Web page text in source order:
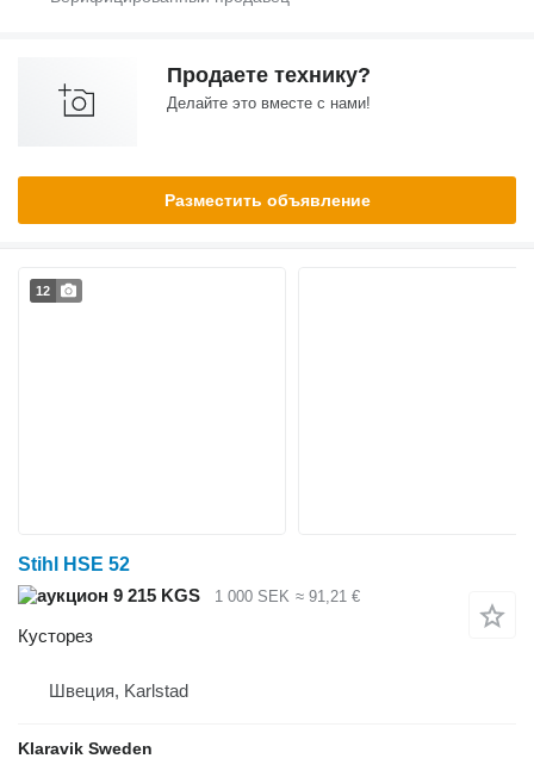
Продаете технику?
Делайте это вместе с нами!
Разместить объявление
12
Stihl HSE 52
9 215 KGS
1 000 SEK ≈ 91,21 €
Кусторез
Швеция, Karlstad
Klaravik Sweden